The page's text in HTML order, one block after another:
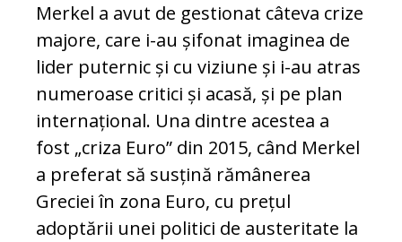
Merkel a avut de gestionat câteva crize
majore, care i-au șifonat imaginea de
lider puternic și cu viziune și i-au atras
numeroase critici și acasă, și pe plan
internațional. Una dintre acestea a
fost „criza Euro” din 2015, când Merkel
a preferat să susțină rămânerea
Greciei în zona Euro, cu prețul
adoptării unei politici de austeritate la